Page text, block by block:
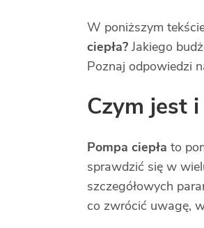
W poniższym
ciepła? Jakiego
Poznaj odpowiedzi
Czym jest
Pompa ciepła to
sprawdzić się w
szczegółowych
co zwrócić uwagę,